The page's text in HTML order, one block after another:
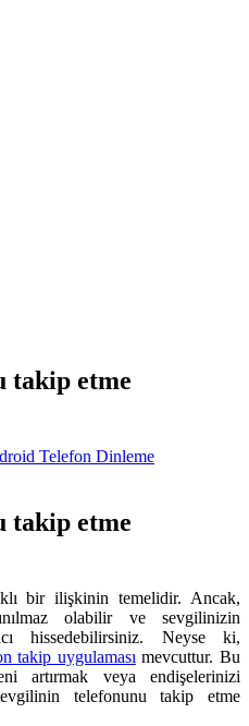
takip etme
Telefon Dinleme
takip etme
bir ilişkinin temelidir. Ancak,
olabilir ve sevgilinizin
hissedebilirsiniz. Neyse ki,
takip uygulaması mevcuttur. Bu
artırmak veya endişelerinizi
telefonunu takip etme